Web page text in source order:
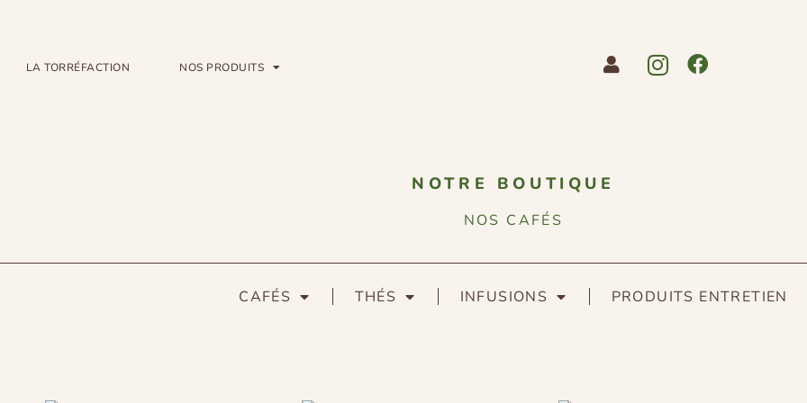
LA TORRÉFACTION NOS PRODUITS
NOTRE BOUTIQUE
NOS CAFÉS
CAFÉS THÉS INFUSIONS PRODUITS ENTRETIEN